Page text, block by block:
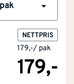
pak
NETTPRIS
179,-/ pak
179,-